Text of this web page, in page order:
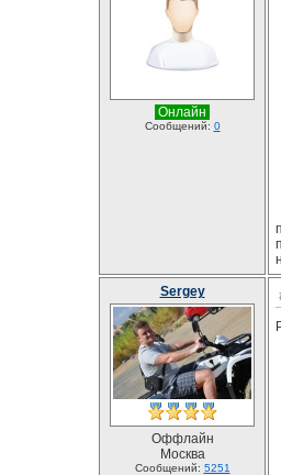
Онлайн
Сообщений: 0
Sergey
Оффлайн
Москва
Сообщений: 5251